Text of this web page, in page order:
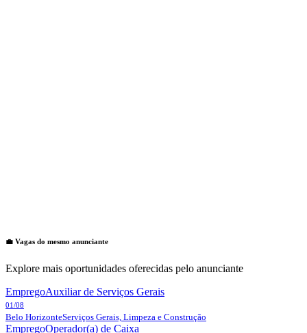
💼 Vagas do mesmo anunciante
Explore mais oportunidades oferecidas pelo anunciante
EmpregoAuxiliar de Serviços Gerais
01/08
Belo HorizonteServiços Gerais, Limpeza e Construção
EmpregoOperador(a) de Caixa